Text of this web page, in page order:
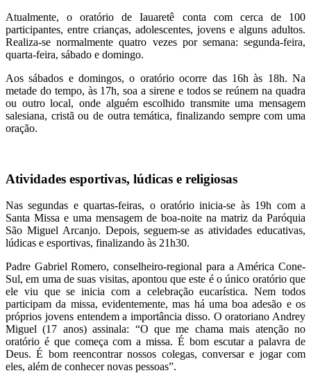
Atualmente, o oratório de Iauaretê conta com cerca de 100
participantes, entre crianças, adolescentes, jovens e alguns adultos.
Realiza-se normalmente quatro vezes por semana: segunda-feira,
quarta-feira, sábado e domingo.
Aos sábados e domingos, o oratório ocorre das 16h às 18h. Na
metade do tempo, às 17h, soa a sirene e todos se reúnem na quadra
ou outro local, onde alguém escolhido transmite uma mensagem
salesiana, cristã ou de outra temática, finalizando sempre com uma
oração.
Atividades esportivas, lúdicas e religiosas
Nas segundas e quartas-feiras, o oratório inicia-se às 19h com a
Santa Missa e uma mensagem de boa-noite na matriz da Paróquia
São Miguel Arcanjo. Depois, seguem-se as atividades educativas,
lúdicas e esportivas, finalizando às 21h30.
Padre Gabriel Romero, conselheiro-regional para a América Cone-
Sul, em uma de suas visitas, apontou que este é o único oratório que
ele viu que se inicia com a celebração eucarística. Nem todos
participam da missa, evidentemente, mas há uma boa adesão e os
próprios jovens entendem a importância disso. O oratoriano Andrey
Miguel (17 anos) assinala: “O que me chama mais atenção no
oratório é que começa com a missa. É bom escutar a palavra de
Deus. É bom reencontrar nossos colegas, conversar e jogar com
eles, além de conhecer novas pessoas”.